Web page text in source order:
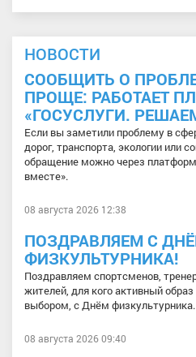
НОВОСТИ
СООБЩИТЬ О
ПРОЩЕ: РАБОТАЕТ
«ГОСУСЛУГИ.
Если вы заметили проблему в
дорог, транспорта, экологии или
обращение можно через
вместе».
08 августа 2026 12:38
ПОЗДРАВЛЯЕМ С
ФИЗКУЛЬТУРНИКА!
Поздравляем спортсменов,
жителей, для кого активный
выбором, с Днём физкультурника.
08 августа 2026 09:40